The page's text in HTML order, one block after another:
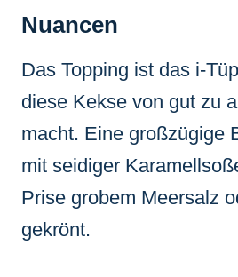
Nuancen
Das Topping ist das i-
diese Kekse von gut zu
macht. Eine großzügige
mit seidiger
Prise grobem Meersalz
gekrönt.